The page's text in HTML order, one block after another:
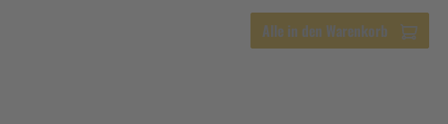
Alle in den Warenkorb